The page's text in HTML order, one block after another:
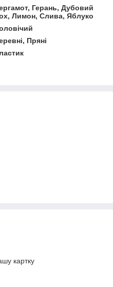
Герань, Дубовий
Лимон, Слива, Яблуко
Пряні
картку